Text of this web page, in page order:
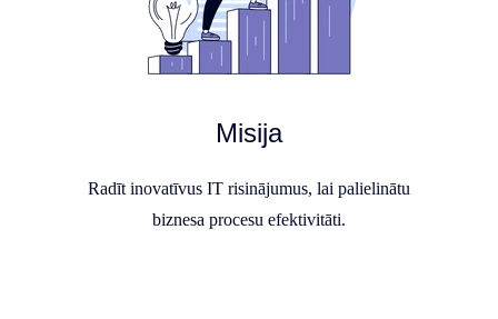
Misija
Radīt inovatīvus IT risinājumus, lai palielinātu
biznesa procesu efektivitāti.